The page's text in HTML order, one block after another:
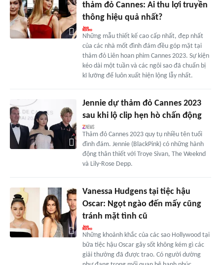
thảm đỏ Cannes: Ai thu lợi truyền
thông hiệu quả nhất?
Những mẫu thiết kế cao cấp nhất, đẹp nhất
của các nhà mốt đình đám đều góp mặt tại
thảm đỏ Liên hoan phim Cannes 2023. Sự kiện
kéo dài một tuần và các ngôi sao đã chuẩn bị
kĩ lưỡng để luôn xuất hiện lộng lẫy nhất.
Jennie dự thảm đỏ Cannes 2023
sau khi lộ clip hẹn hò chấn động
Thảm đỏ Cannes 2023 quy tụ nhiều tên tuổi
đình đám. Jennie (BlackPink) có những hành
động thân thiết với Troye Sivan, The Weeknd
và Lily-Rose Depp.
Vanessa Hudgens tại tiệc hậu
Oscar: Ngọt ngào đến mấy cũng
tránh mặt tình cũ
Những khoảnh khắc của các sao Hollywood tại
bữa tiệc hậu Oscar gây sốt không kém gì các
giải thưởng đã được trao. Có người dường